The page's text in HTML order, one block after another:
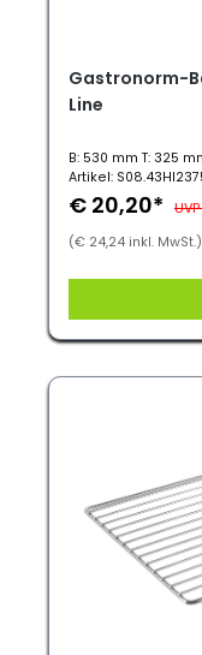
Gastronorm-
Line
B: 530 mm T: 325
Artikel:
€ 20,20*
(€ 24,24 inkl. MwSt.)